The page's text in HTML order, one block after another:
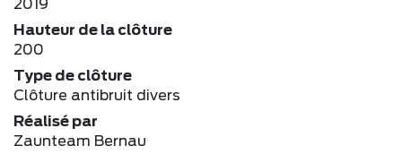
2019
Hauteur de la clôture
200
Type de clôture
Clôture antibruit divers
Réalisé par
Zaunteam Bernau